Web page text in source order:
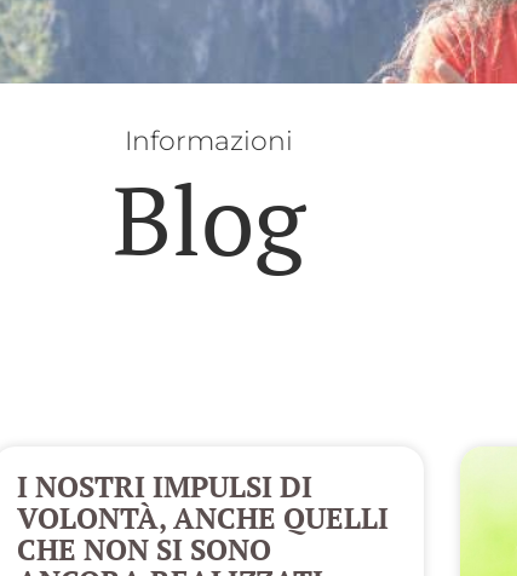
Informazioni
Blog
I NOSTRI IMPULSI DI
VOLONTÀ, ANCHE QUELLI
CHE NON SI SONO